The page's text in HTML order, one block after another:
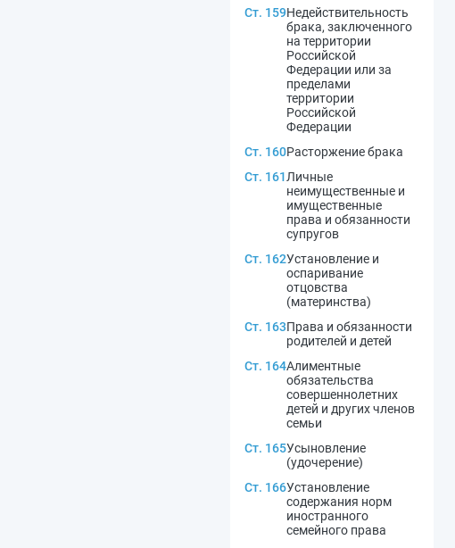
Ст. 159Недействительность
брака, заключенного
на территории
Российской
Федерации или за
пределами
территории
Российской
Федерации
Ст. 160Расторжение брака
Ст. 161Личные
неимущественные и
имущественные
права и обязанности
супругов
Ст. 162Установление и
оспаривание
отцовства
(материнства)
Ст. 163Права и обязанности
родителей и детей
Ст. 164Алиментные
обязательства
совершеннолетних
детей и других членов
семьи
Ст. 165Усыновление
(удочерение)
Ст. 166Установление
содержания норм
иностранного
семейного права